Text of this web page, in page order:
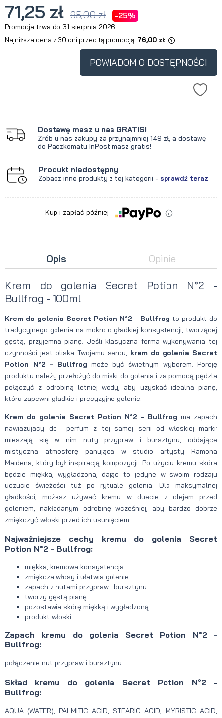
71,25 zł 95,00 zł -25%
Promocja trwa do 31 sierpnia 2026
Najniższa cena z 30 dni przed tą promocją: 76,00 zł
Jeżeli produkt jest sprzedawany
krócej niż 30 dni, wyświetlana jest
produkt pojawił się w sprzedaży.
POWIADOM O DOSTĘPNOŚCI
Dostawę masz u nas GRATIS!
Zrób u nas zakupy za przynajmniej 149 zł, a dostawę
do Paczkomatu InPost masz gratis!
Produkt niedostępny
Zobacz inne produkty z tej kategorii - sprawdź teraz
Kup i zapłać później
Opis Opinie
Krem do golenia Secret Potion N°2 -
Bullfrog - 100ml
Krem do golenia Secret Potion N°2 - Bullfrog to produkt do
tradycyjnego golenia na mokro o gładkiej konsystencji, tworzącej
gęstą, przyjemną pianę. Jeśli klasyczna forma wykonywania tej
czynności jest bliska Twojemu sercu, krem do golenia Secret
Potion
N°2 - Bullfrog może być świetnym wyborem. Porcję
produktu należy przełożyć do miski do golenia i za pomocą pędzla
połączyć z odrobiną letniej wody, aby uzyskać idealną pianę,
która zapewni gładkie i precyzyjne golenie.
Krem do golenia Secret Potion N°2 - Bullfrog ma zapach
nawiązujący do perfum z tej samej serii od włoskiej marki:
mieszają się w nim nuty przypraw i bursztynu, oddające
mistyczną atmosferę panującą w studio artysty Ramona
Maidena, który był inspiracją kompozycji. Po użyciu kremu skóra
będzie miękka, wygładzona, dając to jedyne w swoim rodzaju
uczucie świeżości tuż po rytuale golenia. Dla maksymalnej
gładkości, możesz używać kremu w duecie z olejem przed
goleniem, nakładanym odrobinę wcześniej, aby bardzo dobrze
zmiękczyć włoski przed ich usunięciem.
Najważniejsze cechy kremu do golenia Secret
Potion N°2 - Bullfrog:
miękka, kremowa konsystencja
zmiękcza włosy i ułatwia golenie
zapach z nutami przypraw i bursztynu
tworzy gęstą pianę
pozostawia skórę miękką i wygładzoną
produkt włoski
Zapach kremu do golenia Secret Potion N°2 -
Bullfrog:
połączenie nut przypraw i bursztynu
Skład kremu do golenia Secret Potion N°2 -
Bullfrog:
AQUA (WATER), PALMITIC ACID, STEARIC ACID, MYRISTIC ACID,